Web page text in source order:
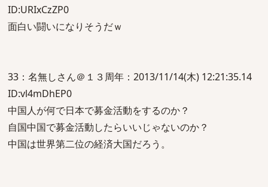
ID:URIxCzZP0
面白い闘いになりそうだｗ
33：名無しさん＠１３周年：2013/11/14(木) 12:21:35.14
ID:vl4mDhEP0
中国人が何で日本で募金活動をするのか？
自国中国で募金活動したらいいじゃないのか？
中国は世界第二位の経済大国だろう。